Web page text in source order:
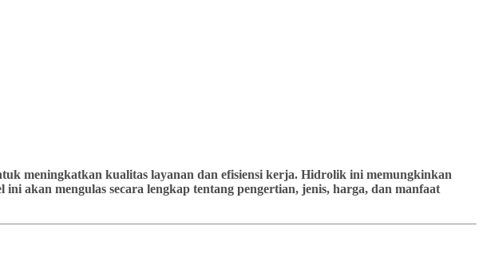
meningkatkan kualitas layanan dan efisiensi kerja. Hidrolik ini memungkinkan
akan mengulas secara lengkap tentang pengertian, jenis, harga, dan manfaat